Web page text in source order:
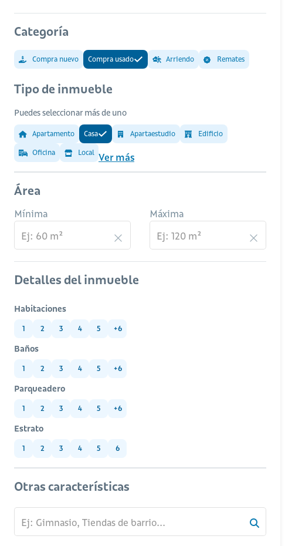
Categoría
Compra nuevo Compra usado Arriendo Remates
Tipo de inmueble
Puedes seleccionar más de uno
Apartamento Casa Apartaestudio Edificio
Oficina Local Ver más
Área
Mínima Máxima
Detalles del inmueble
Habitaciones
1 2 3 4 5 +6
Baños
1 2 3 4 5 +6
Parqueadero
1 2 3 4 5 +6
Estrato
1 2 3 4 5 6
Otras características